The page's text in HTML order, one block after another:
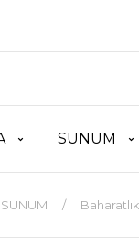
SUNUM
Baharatlık